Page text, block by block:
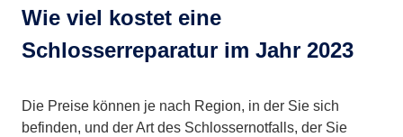
Wie viel kostet eine
Schlosserreparatur im Jahr 2023
Die Preise können je nach Region, in der Sie sich
befinden, und der Art des Schlossernotfalls, der Sie